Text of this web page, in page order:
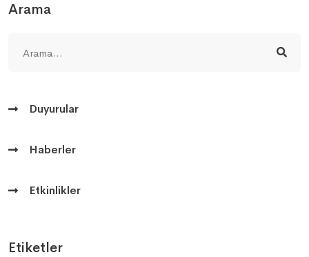
Arama
Duyurular
Haberler
Etkinlikler
Etiketler